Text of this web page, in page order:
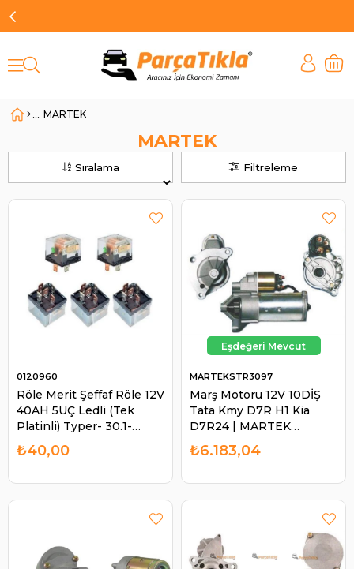
MARTEK
Filtreleme
Sıralama
MARTEK
Röle Merit Şeffaf Röle 12V
40AH 5UÇ Ledli (Tek
Platinli) Typer- 30.1-
0607/12 Vb 1033
0120960
₺40,00
Marş Motoru 12V 10DİŞ
Tata Kmy D7R H1 Kia
D7R24 | MARTEK
STR3097
MARTEKSTR3097
₺6.183,04